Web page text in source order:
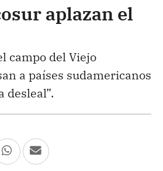
aplazan el
campo del Viejo
a países sudamericanos
desleal”.